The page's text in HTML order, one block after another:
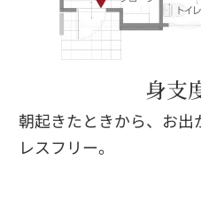
身支
朝起きたときから、お出
レスフリー。